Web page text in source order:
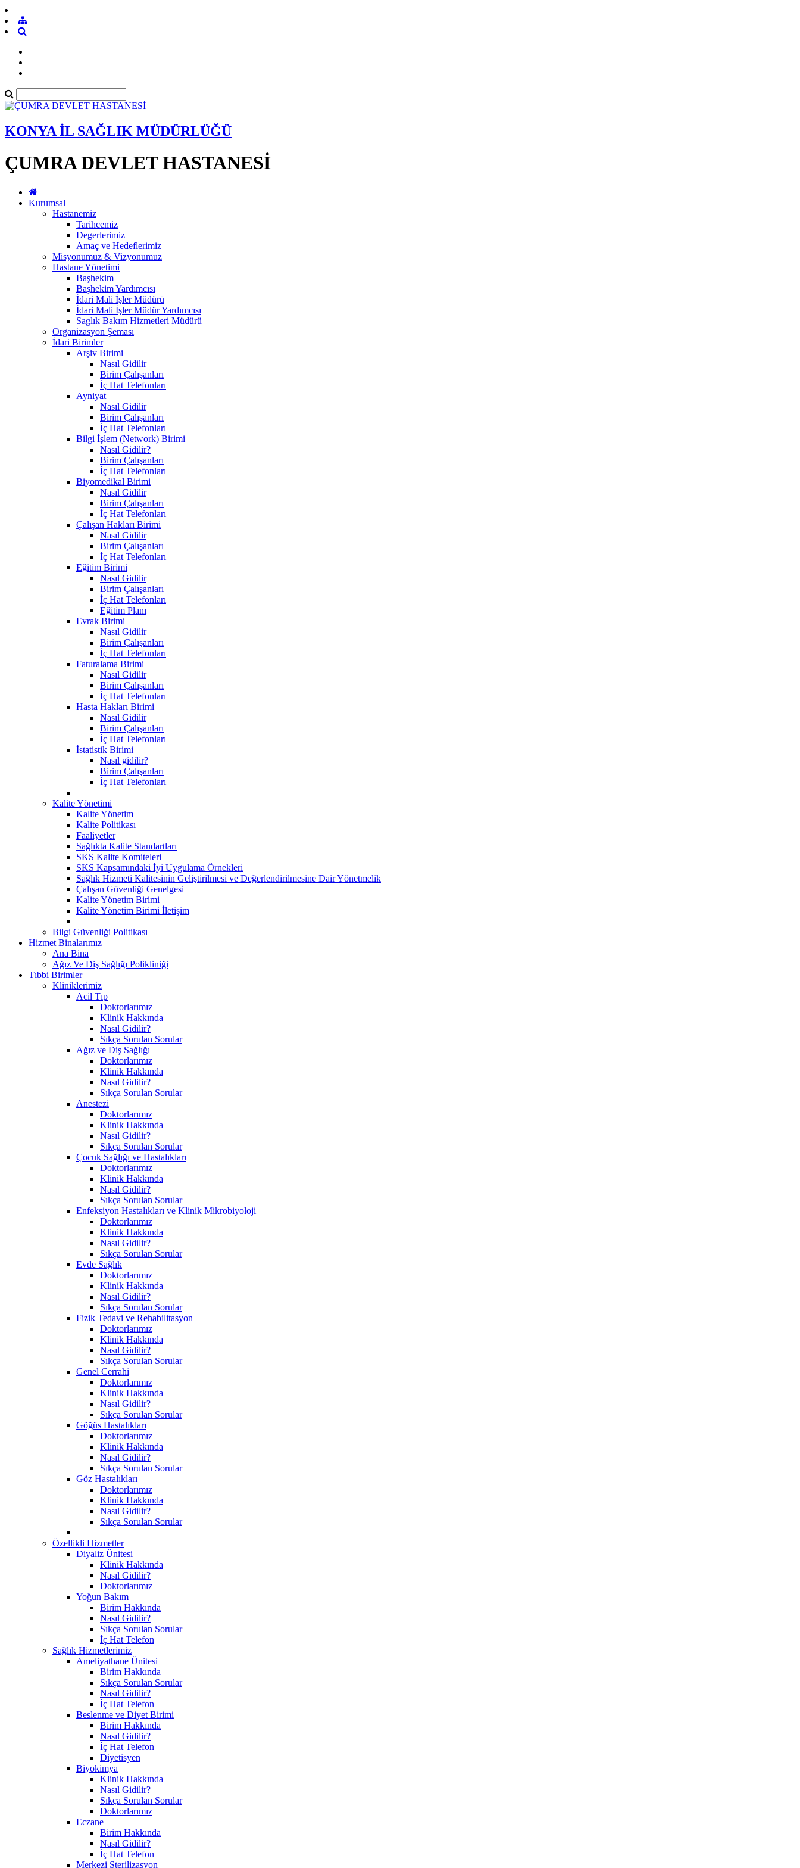
KONYA İL SAĞLIK MÜDÜRLÜĞÜ
ÇUMRA DEVLET HASTANESİ
Kurumsal
Hastanemiz
Tarihcemiz
Degerlerimiz
Amaç ve Hedeflerimiz
Misyonumuz & Vizyonumuz
Hastane Yönetimi
Başhekim
Başhekim Yardımcısı
İdari Mali İşler Müdürü
İdari Mali İşler Müdür Yardımcısı
Saglık Bakım Hizmetleri Müdürü
Organizasyon Şeması
İdari Birimler
Arşiv Birimi
Nasıl Gidilir
Birim Çalışanları
İç Hat Telefonları
Ayniyat
Nasıl Gidilir
Birim Çalışanları
İç Hat Telefonları
Bilgi İşlem (Network) Birimi
Nasıl Gidilir?
Birim Çalışanları
İç Hat Telefonları
Biyomedikal Birimi
Nasıl Gidilir
Birim Çalışanları
İç Hat Telefonları
Çalışan Hakları Birimi
Nasıl Gidilir
Birim Çalışanları
İç Hat Telefonları
Eğitim Birimi
Nasıl Gidilir
Birim Çalışanları
İç Hat Telefonları
Eğitim Planı
Evrak Birimi
Nasıl Gidilir
Birim Çalışanları
İç Hat Telefonları
Faturalama Birimi
Nasıl Gidilir
Birim Çalışanları
İç Hat Telefonları
Hasta Hakları Birimi
Nasıl Gidilir
Birim Çalışanları
İç Hat Telefonları
İstatistik Birimi
Nasıl gidilir?
Birim Çalışanları
İç Hat Telefonları
Kalite Yönetimi
Kalite Yönetim
Kalite Politikası
Faaliyetler
Sağlıkta Kalite Standartları
SKS Kalite Komiteleri
SKS Kapsamındaki İyi Uygulama Örnekleri
Sağlık Hizmeti Kalitesinin Geliştirilmesi ve Değerlendirilmesine Dair Yönetmelik
Çalışan Güvenliği Genelgesi
Kalite Yönetim Birimi
Kalite Yönetim Birimi İletişim
Bilgi Güvenliği Politikası
Hizmet Binalarımız
Ana Bina
Ağız Ve Diş Sağlığı Polikliniği
Tıbbi Birimler
Kliniklerimiz
Acil Tıp
Doktorlarımız
Klinik Hakkında
Nasıl Gidilir?
Sıkça Sorulan Sorular
Ağız ve Diş Sağlığı
Doktorlarımız
Klinik Hakkında
Nasıl Gidilir?
Sıkça Sorulan Sorular
Anestezi
Doktorlarımız
Klinik Hakkında
Nasıl Gidilir?
Sıkça Sorulan Sorular
Çocuk Sağlığı ve Hastalıkları
Doktorlarımız
Klinik Hakkında
Nasıl Gidilir?
Sıkça Sorulan Sorular
Enfeksiyon Hastalıkları ve Klinik Mikrobiyoloji
Doktorlarımız
Klinik Hakkında
Nasıl Gidilir?
Sıkça Sorulan Sorular
Evde Sağlık
Doktorlarımız
Klinik Hakkında
Nasıl Gidilir?
Sıkça Sorulan Sorular
Fizik Tedavi ve Rehabilitasyon
Doktorlarımız
Klinik Hakkında
Nasıl Gidilir?
Sıkça Sorulan Sorular
Genel Cerrahi
Doktorlarımız
Klinik Hakkında
Nasıl Gidilir?
Sıkça Sorulan Sorular
Göğüs Hastalıkları
Doktorlarımız
Klinik Hakkında
Nasıl Gidilir?
Sıkça Sorulan Sorular
Göz Hastalıkları
Doktorlarımız
Klinik Hakkında
Nasıl Gidilir?
Sıkça Sorulan Sorular
Özellikli Hizmetler
Diyaliz Ünitesi
Klinik Hakkında
Nasıl Gidilir?
Doktorlarımız
Yoğun Bakım
Birim Hakkında
Nasıl Gidilir?
Sıkça Sorulan Sorular
İç Hat Telefon
Sağlık Hizmetlerimiz
Ameliyathane Ünitesi
Birim Hakkında
Sıkça Sorulan Sorular
Nasıl Gidilir?
İç Hat Telefon
Beslenme ve Diyet Birimi
Birim Hakkında
Nasıl Gidilir?
İç Hat Telefon
Diyetisyen
Biyokimya
Klinik Hakkında
Nasıl Gidilir?
Sıkça Sorulan Sorular
Doktorlarımız
Eczane
Birim Hakkında
Nasıl Gidilir?
İç Hat Telefon
Merkezi Sterilizasyon